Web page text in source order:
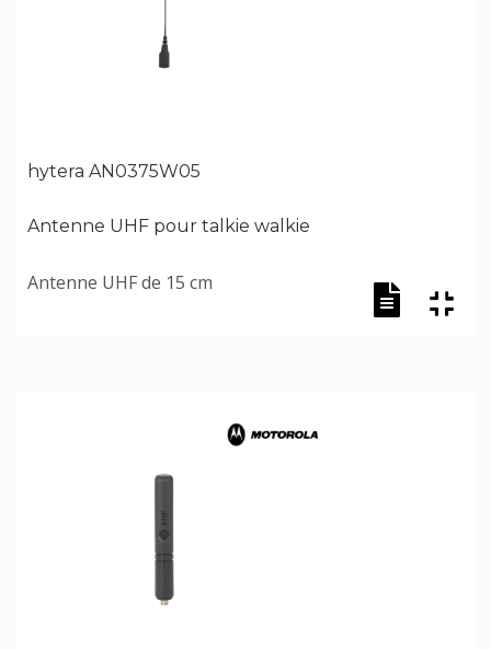
hytera AN0375W05
Antenne UHF pour talkie walkie
Antenne UHF de 15 cm